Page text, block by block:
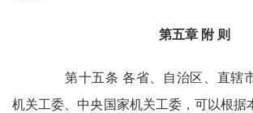
第五章 附 则
第十五条 各省、自治区、直辖
机关工委、中央国家机关工委，可以根据